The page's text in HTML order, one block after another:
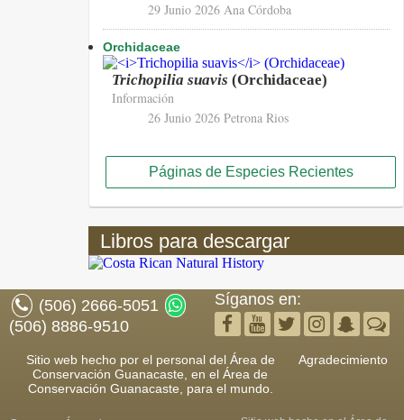
29 Junio 2026 Ana Córdoba
Orchidaceae
Trichopilia suavis (Orchidaceae)
Información
26 Junio 2026 Petrona Rios
Páginas de Especies Recientes
Libros para descargar
(506) 2666-5051
(506) 8886-9510
Síganos en:
Sitio web hecho por el personal del Área de
Conservación Guanacaste, en el Área de
Conservación Guanacaste, para el mundo.
Agradecimiento